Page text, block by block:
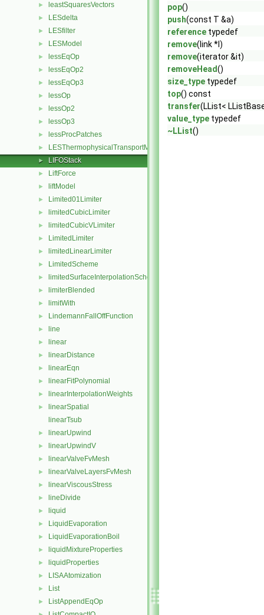
► leastSquaresVectors
► LESdelta
► LESfilter
► LESModel
► lessEqOp
► lessEqOp2
► lessEqOp3
► lessOp
► lessOp2
► lessOp3
► lessProcPatches
► LESThermophysicalTransportModel
► LIFOStack
► LiftForce
► liftModel
► Limited01Limiter
► limitedCubicLimiter
► limitedCubicVLimiter
► LimitedLimiter
► limitedLinearLimiter
► LimitedScheme
► limitedSurfaceInterpolationScheme
► limiterBlended
► limitWith
► LindemannFallOffFunction
► line
► linear
► linearDistance
► linearEqn
► linearFitPolynomial
► linearInterpolationWeights
►
linearSpatial
linearTsub
► linearUpwind
► linearUpwindV
► linearValveFvMesh
► linearValveLayersFvMesh
► linearViscousStress
► lineDivide
► liquid
► LiquidEvaporation
► LiquidEvaporationBoil
► liquidMixtureProperties
► liquidProperties
► LISAAtomization
► List
► ListAppendEqOp
pop()
push(const T &a)
reference typedef
remove(link *l)
remove(iterator &it)
removeHead()
size_type typedef
top() const
transfer(LList<
value_type typedef
~LList()